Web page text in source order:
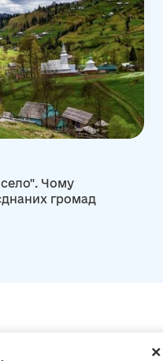
село". Чому
громад